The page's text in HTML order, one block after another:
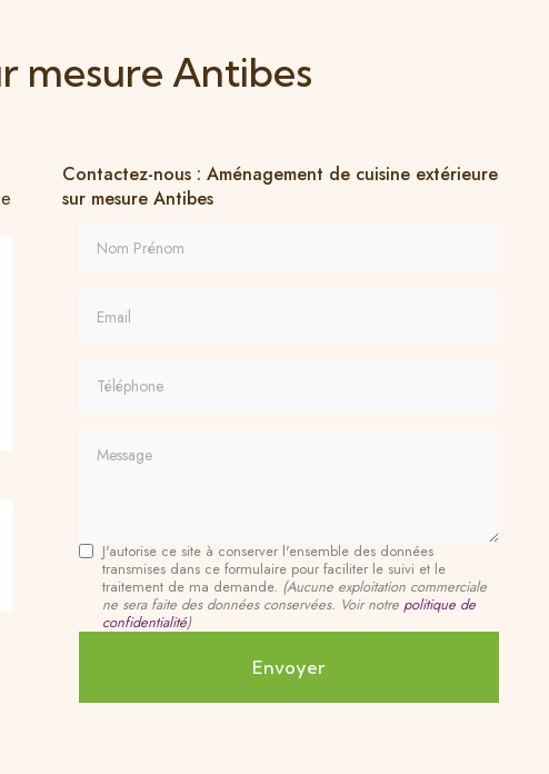
mesure Antibes
Contactez-nous : Aménagement de cuisine extérieure
sur mesure Antibes
J'autorise ce site à conserver l'ensemble des données
transmises dans ce formulaire pour faciliter le suivi et le
traitement de ma demande. (Aucune exploitation commerciale
ne sera faite des données conservées. Voir notre politique de
confidentialité)